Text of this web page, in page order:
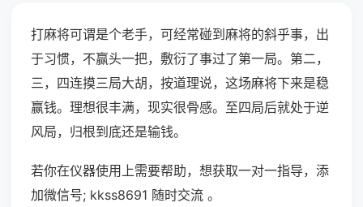
打麻将可谓是个老手，可经常碰到麻将的斜乎事，出
于习惯，不赢头一把，敷衍了事过了第一局。第二，
三，四连摸三局大胡，按道理说，这场麻将下来是稳
赢钱。理想很丰满，现实很骨感。至四局后就处于逆
风局，归根到底还是输钱。
若你在仪器使用上需要帮助，想获取一对一指导，添
加微信号; kkss8691 随时交流 。